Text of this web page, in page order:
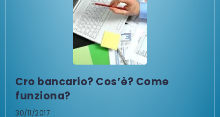
Cro bancario? Cos’è? Come
funziona?
30/11/2017